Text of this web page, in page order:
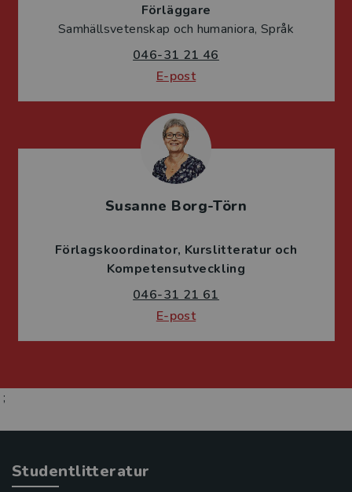
Förläggare
Samhällsvetenskap och humaniora, Språk
046-31 21 46
E-post
Susanne Borg-Törn
Förlagskoordinator Kurslitteratur och
Kompetensutveckling
046-31 21 61
E-post
;
Studentlitteratur